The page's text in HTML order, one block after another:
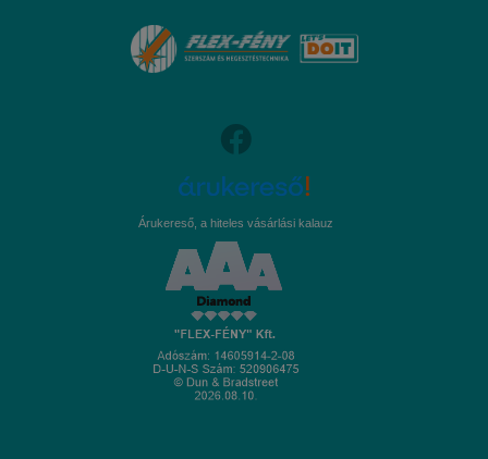
Árukereső, a hiteles vásárlási kalauz